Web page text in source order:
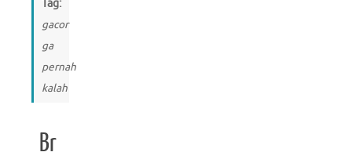
Tag:
gacor
ga
pernah
kalah
Br